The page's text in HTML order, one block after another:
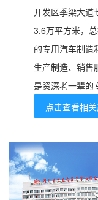
开发区季梁大道
3.6万平方米，
的专用汽车制造
生产制造、销售
是资深老一辈的
点击查看相